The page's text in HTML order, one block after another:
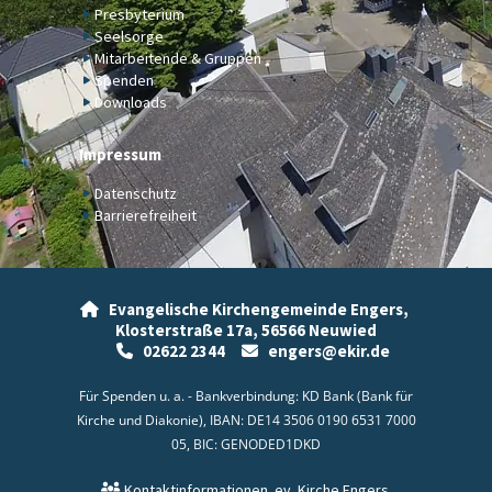
Presbyterium
Seelsorge
Mitarbeitende & Gruppen
Spenden
Downloads
Impressum
Datenschutz
Barrierefreiheit

Evangelische Kirchengemeinde Engers,
Klosterstraße 17a, 56566 Neuwied
02622 2344 engers@ekir.de
Für Spenden u. a. - Bankverbindung: KD Bank (Bank für
Kirche und Diakonie), IBAN: DE14 3506 0190 6531 7000
05, BIC: GENODED1DKD